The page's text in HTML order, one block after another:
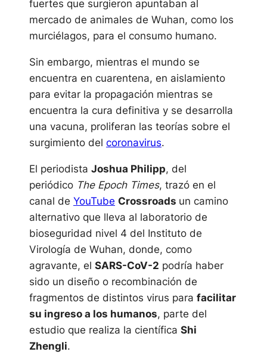
fuertes que surgieron apuntaban al
mercado de animales de Wuhan, como los
murciélagos, para el consumo humano.
Sin embargo, mientras el mundo se
encuentra en cuarentena, en aislamiento
para evitar la propagación mientras se
encuentra la cura definitiva y se desarrolla
una vacuna, proliferan las teorías sobre el
surgimiento del coronavirus.
El periodista Joshua Philipp, del
periódico The Epoch Times, trazó en el
canal de YouTube Crossroads un camino
alternativo que lleva al laboratorio de
bioseguridad nivel 4 del Instituto de
Virología de Wuhan, donde, como
agravante, el SARS-CoV-2 podría haber
sido un diseño o recombinación de
fragmentos de distintos virus para facilitar
su ingreso a los humanos, parte del
estudio que realiza la científica Shi
Zhengli.